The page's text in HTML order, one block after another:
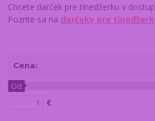
Chcete darček pre tínedžerku v
Pozrite sa na darčeky pre
Cena:
€
Od